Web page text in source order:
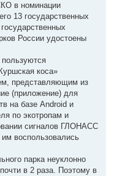
в номинации
13 государственных
России удостоены
пользуются
коса»
представляющим из
(приложение) для
на базе Android и
по экотропам и
сигналов ГЛОНАСС
воспользовались
парка неуклонно
в 2 раза. Поэтому в